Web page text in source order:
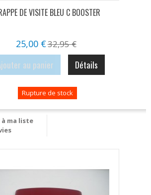
DE VISITE BLEU C BOOSTER
25,00 €32,95 €
au panier Détails
Rupture de stock
ma liste